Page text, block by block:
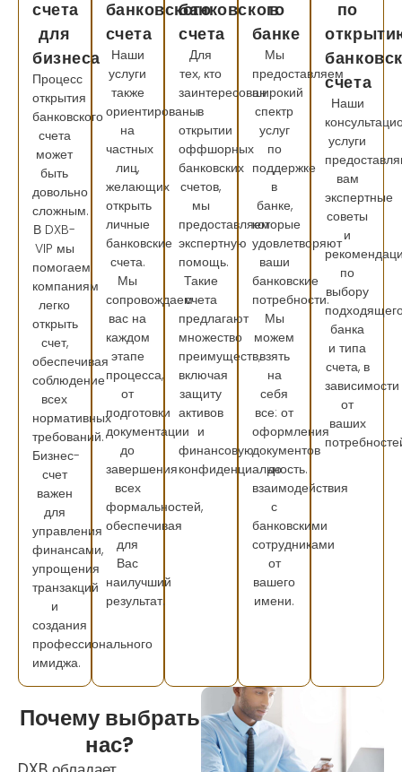
счета
для
бизнеса
Процесс
открытия
банковского
счета
может
быть
довольно
сложным.
В DXB-
VIP мы
помогаем
компаниям
легко
открыть
счет,
обеспечивая
соблюдение
всех
нормативных
требований.
Бизнес-
счет
важен
для
управления
финансами,
упрощения
транзакций
и
создания
профессионального
имиджа.
банковского
счета
Наши
услуги
также
ориентированы
на
частных
лиц,
желающих
открыть
личные
банковские
счета.
Мы
сопровождаем
вас на
каждом
этапе
процесса,
от
подготовки
документации
до
завершения
всех
формальностей,
обеспечивая
для
Вас
наилучший
результат.
банковского
счета
Для
тех, кто
заинтересован
в
открытии
оффшорных
банковских
счетов,
мы
предоставляем
экспертную
помощь.
Такие
счета
предлагают
множество
преимуществ,
включая
защиту
активов
и
финансовую
конфиденциальность.
в
банке
Мы
предоставляем
широкий
спектр
услуг
по
поддержке
в
банке,
которые
удовлетворяют
ваши
банковские
потребности.
Мы
можем
взять
на
себя
все: от
оформления
документов
до
взаимодействия
с
банковскими
сотрудниками
от
вашего
имени.
по
счета
Наши
услуги
вам
экспертные
советы
и
по
выбору
банка
и типа
счета, в
зависимости
от
ваших
Почему выбрать
нас?